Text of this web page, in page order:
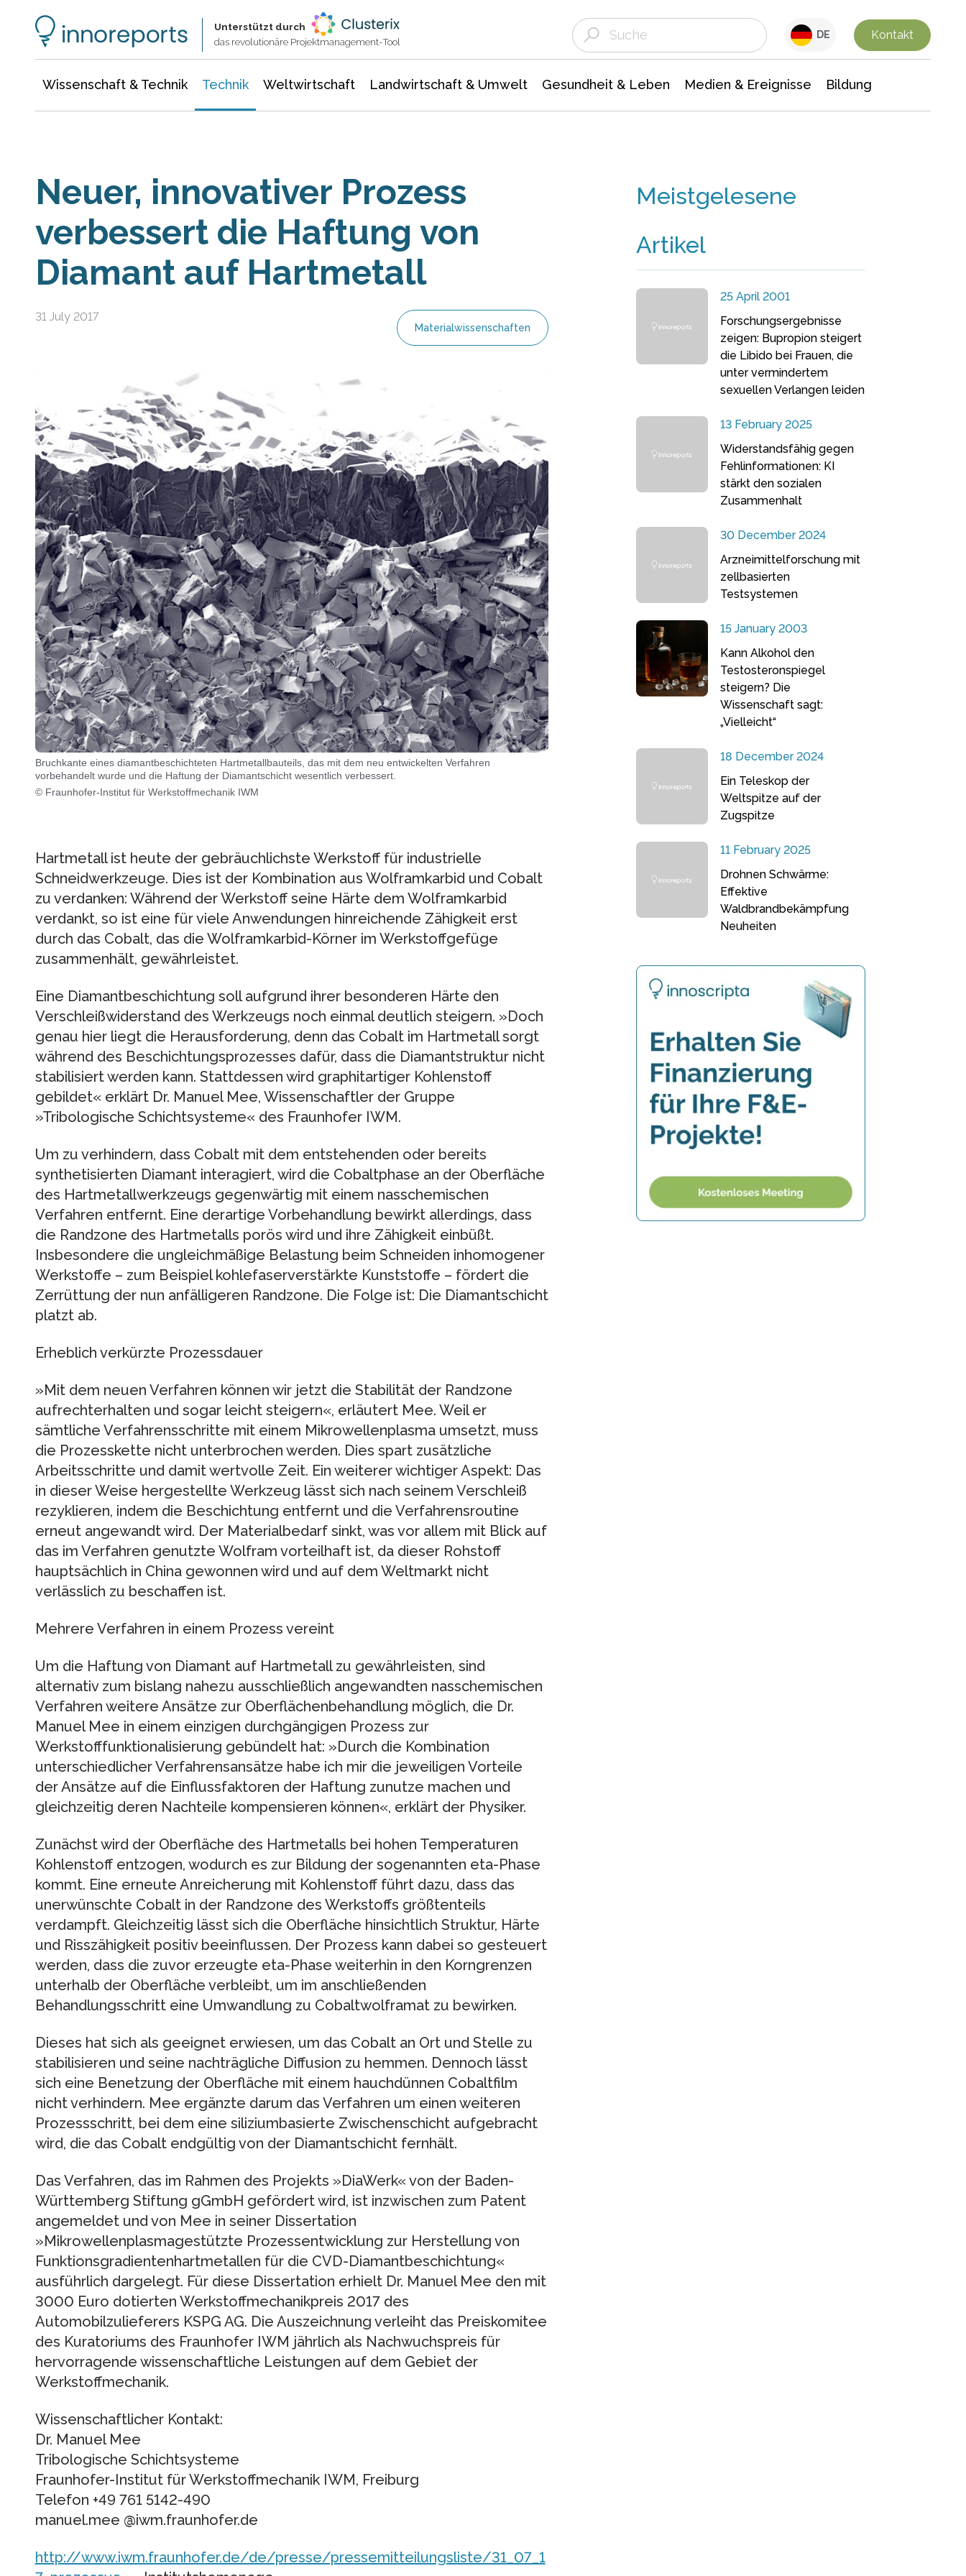
Unterstützt durch
das revolutionäre Projektmanagement-Tool
DE Kontakt
Wissenschaft & Technik Technik Weltwirtschaft Landwirtschaft & Umwelt Gesundheit & Leben Medien & Ereignisse Bildung
Neuer, innovativer Prozess
verbessert die Haftung von
Diamant auf Hartmetall
31 July 2017
Materialwissenschaften
Bruchkante eines diamantbeschichteten Hartmetallbauteils, das mit dem neu entwickelten Verfahren
vorbehandelt wurde und die Haftung der Diamantschicht wesentlich verbessert.
© Fraunhofer-Institut für Werkstoffmechanik IWM
Hartmetall ist heute der gebräuchlichste Werkstoff für industrielle
Schneidwerkzeuge. Dies ist der Kombination aus Wolframkarbid und Cobalt
zu verdanken: Während der Werkstoff seine Härte dem Wolframkarbid
verdankt, so ist eine für viele Anwendungen hinreichende Zähigkeit erst
durch das Cobalt, das die Wolframkarbid-Körner im Werkstoffgefüge
zusammenhält, gewährleistet.
Eine Diamantbeschichtung soll aufgrund ihrer besonderen Härte den
Verschleißwiderstand des Werkzeugs noch einmal deutlich steigern. »Doch
genau hier liegt die Herausforderung, denn das Cobalt im Hartmetall sorgt
während des Beschichtungsprozesses dafür, dass die Diamantstruktur nicht
stabilisiert werden kann. Stattdessen wird graphitartiger Kohlenstoff
gebildet« erklärt Dr. Manuel Mee, Wissenschaftler der Gruppe
»Tribologische Schichtsysteme« des Fraunhofer IWM.
Um zu verhindern, dass Cobalt mit dem entstehenden oder bereits
synthetisierten Diamant interagiert, wird die Cobaltphase an der Oberfläche
des Hartmetallwerkzeugs gegenwärtig mit einem nasschemischen
Verfahren entfernt. Eine derartige Vorbehandlung bewirkt allerdings, dass
die Randzone des Hartmetalls porös wird und ihre Zähigkeit einbüßt.
Insbesondere die ungleichmäßige Belastung beim Schneiden inhomogener
Werkstoffe – zum Beispiel kohlefaserverstärkte Kunststoffe – fördert die
Zerrüttung der nun anfälligeren Randzone. Die Folge ist: Die Diamantschicht
platzt ab.
Erheblich verkürzte Prozessdauer
»Mit dem neuen Verfahren können wir jetzt die Stabilität der Randzone
aufrechterhalten und sogar leicht steigern«, erläutert Mee. Weil er
sämtliche Verfahrensschritte mit einem Mikrowellenplasma umsetzt, muss
die Prozesskette nicht unterbrochen werden. Dies spart zusätzliche
Arbeitsschritte und damit wertvolle Zeit. Ein weiterer wichtiger Aspekt: Das
in dieser Weise hergestellte Werkzeug lässt sich nach seinem Verschleiß
rezyklieren, indem die Beschichtung entfernt und die Verfahrensroutine
erneut angewandt wird. Der Materialbedarf sinkt, was vor allem mit Blick auf
das im Verfahren genutzte Wolfram vorteilhaft ist, da dieser Rohstoff
hauptsächlich in China gewonnen wird und auf dem Weltmarkt nicht
verlässlich zu beschaffen ist.
Mehrere Verfahren in einem Prozess vereint
Um die Haftung von Diamant auf Hartmetall zu gewährleisten, sind
alternativ zum bislang nahezu ausschließlich angewandten nasschemischen
Verfahren weitere Ansätze zur Oberflächenbehandlung möglich, die Dr.
Manuel Mee in einem einzigen durchgängigen Prozess zur
Werkstofffunktionalisierung gebündelt hat: »Durch die Kombination
unterschiedlicher Verfahrensansätze habe ich mir die jeweiligen Vorteile
der Ansätze auf die Einflussfaktoren der Haftung zunutze machen und
gleichzeitig deren Nachteile kompensieren können«, erklärt der Physiker.
Zunächst wird der Oberfläche des Hartmetalls bei hohen Temperaturen
Kohlenstoff entzogen, wodurch es zur Bildung der sogenannten eta-Phase
kommt. Eine erneute Anreicherung mit Kohlenstoff führt dazu, dass das
unerwünschte Cobalt in der Randzone des Werkstoffs größtenteils
verdampft. Gleichzeitig lässt sich die Oberfläche hinsichtlich Struktur, Härte
und Risszähigkeit positiv beeinflussen. Der Prozess kann dabei so gesteuert
werden, dass die zuvor erzeugte eta-Phase weiterhin in den Korngrenzen
unterhalb der Oberfläche verbleibt, um im anschließenden
Behandlungsschritt eine Umwandlung zu Cobaltwolframat zu bewirken.
Dieses hat sich als geeignet erwiesen, um das Cobalt an Ort und Stelle zu
stabilisieren und seine nachträgliche Diffusion zu hemmen. Dennoch lässt
sich eine Benetzung der Oberfläche mit einem hauchdünnen Cobaltfilm
nicht verhindern. Mee ergänzte darum das Verfahren um einen weiteren
Prozessschritt, bei dem eine siliziumbasierte Zwischenschicht aufgebracht
wird, die das Cobalt endgültig von der Diamantschicht fernhält.
Das Verfahren, das im Rahmen des Projekts »DiaWerk« von der Baden-
Württemberg Stiftung gGmbH gefördert wird, ist inzwischen zum Patent
angemeldet und von Mee in seiner Dissertation
»Mikrowellenplasmagestützte Prozessentwicklung zur Herstellung von
Funktionsgradientenhartmetallen für die CVD-Diamantbeschichtung«
ausführlich dargelegt. Für diese Dissertation erhielt Dr. Manuel Mee den mit
3000 Euro dotierten Werkstoffmechanikpreis 2017 des
Automobilzulieferers KSPG AG. Die Auszeichnung verleiht das Preiskomitee
des Kuratoriums des Fraunhofer IWM jährlich als Nachwuchspreis für
hervorragende wissenschaftliche Leistungen auf dem Gebiet der
Werkstoffmechanik.
Wissenschaftlicher Kontakt:
Dr. Manuel Mee
Tribologische Schichtsysteme
Fraunhofer-Institut für Werkstoffmechanik IWM, Freiburg
Telefon +49 761 5142-490
manuel.mee @iwm.fraunhofer.de
http://www.iwm.fraunhofer.de/de/presse/pressemitteilungsliste/31_07_1
Meistgelesene
Artikel
25 April 2001
Forschungsergebnisse
zeigen: Bupropion steigert
die Libido bei Frauen, die
unter vermindertem
sexuellen Verlangen leiden
13 February 2025
Widerstandsfähig gegen
Fehlinformationen: KI
stärkt den sozialen
Zusammenhalt
30 December 2024
Arzneimittelforschung mit
zellbasierten
Testsystemen
15 January 2003
Kann Alkohol den
Testosteronspiegel
steigern? Die
Wissenschaft sagt:
„Vielleicht“
18 December 2024
Ein Teleskop der
Weltspitze auf der
Zugspitze
11 February 2025
Drohnen Schwärme:
Effektive
Waldbrandbekämpfung
Neuheiten